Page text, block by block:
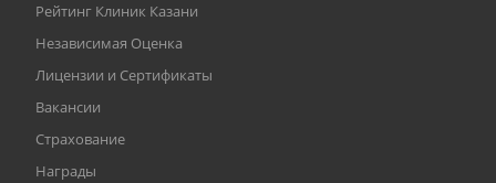
Рейтинг Клиник Казани
Независимая Оценка
Лицензии и Сертификаты
Вакансии
Страхование
Награды